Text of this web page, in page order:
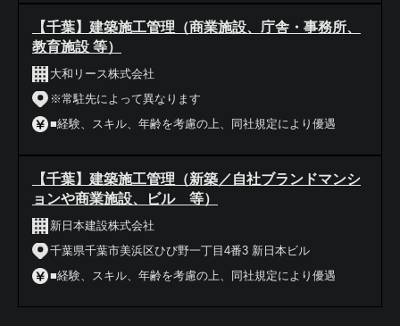
【千葉】建築施工管理（商業施設、庁舎・事務所、
教育施設 等）
大和リース株式会社
※常駐先によって異なります
■経験、スキル、年齢を考慮の上、同社規定により優遇
【千葉】建築施工管理（新築／自社ブランドマンシ
ョンや商業施設、ビル 等）
新日本建設株式会社
千葉県千葉市美浜区ひび野一丁目4番3 新日本ビル
■経験、スキル、年齢を考慮の上、同社規定により優遇